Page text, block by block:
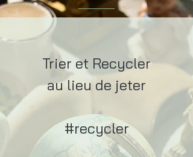
Trier et Recycler
au lieu de jeter
#recycler